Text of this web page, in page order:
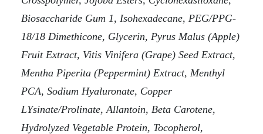
Biosaccharide Gum 1, Isohexadecane, PEG/PPG-
18/18 Dimethicone, Glycerin, Pyrus Malus (Apple)
Fruit Extract, Vitis Vinifera (Grape) Seed Extract,
Mentha Piperita (Peppermint) Extract, Menthyl
PCA, Sodium Hyaluronate, Copper
LYsinate/Prolinate, Allantoin, Beta Carotene,
Hydrolyzed Vegetable Protein, Tocopherol,